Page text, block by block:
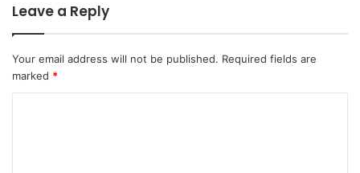
Leave a Reply
Your email address will not be published. Required fields are
marked *